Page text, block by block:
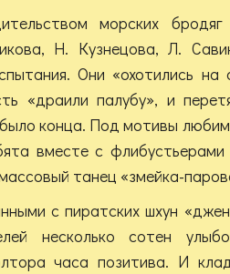
морских
Н. Кузнецова, Л.
Они «охотились на
«драили палубу», и
конца. Под мотивы
вместе с
танец «змейка-
с пиратских шхун
несколько сотен
часа позитива. И